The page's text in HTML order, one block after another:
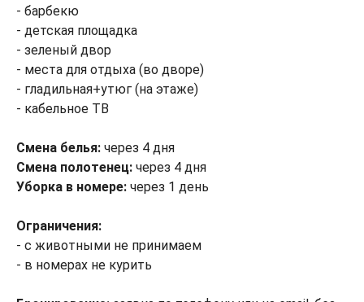
- барбекю
- детская площадка
- зеленый двор
- места для отдыха (во дворе)
- гладильная+утюг (на этаже)
- кабельное ТВ
Смена белья: через 4 дня
Смена полотенец: через 4 дня
Уборка в номере: через 1 день
Ограничения:
- с животными не принимаем
- в номерах не курить